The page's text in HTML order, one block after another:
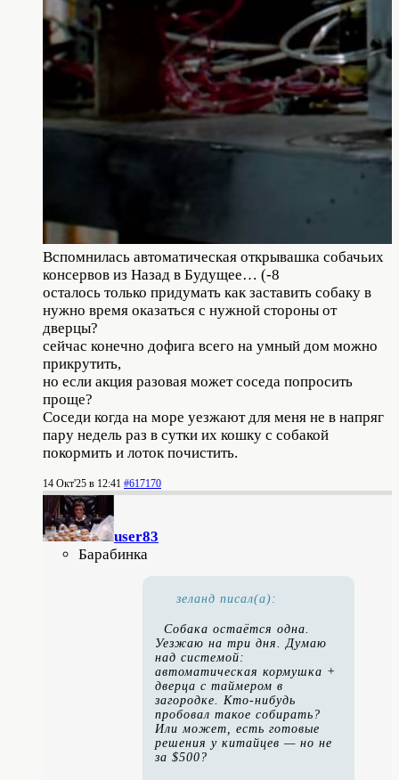
Вспомнилась автоматическая открывашка собачьих
консервов из Назад в Будущее… (-8
осталось только придумать как заставить собаку в
нужно время оказаться с нужной стороны от
дверцы?
сейчас конечно дофига всего на умный дом можно
прикрутить,
но если акция разовая может соседа попросить
проще?
Соседи когда на море уезжают для меня не в напряг
пару недель раз в сутки их кошку с собакой
покормить и лоток почистить.
14 Окт'25 в 12:41 #617170
user83
Барабинка
зеланд писал(а):
Собака остаётся одна.
Уезжаю на три дня. Думаю
над системой:
автоматическая кормушка +
дверца с таймером в
загородке. Кто-нибудь
пробовал такое собирать?
Или может, есть готовые
решения у китайцев — но не
за $500?